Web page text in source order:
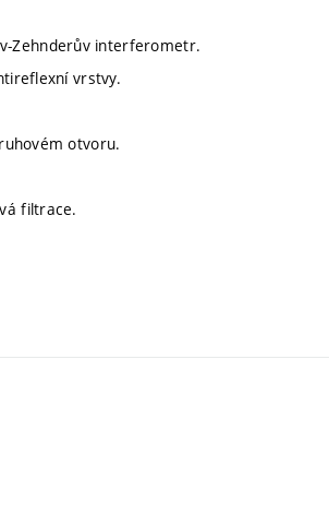
Zehnderův interferometr.
vrstvy.
otvoru.
filtrace.